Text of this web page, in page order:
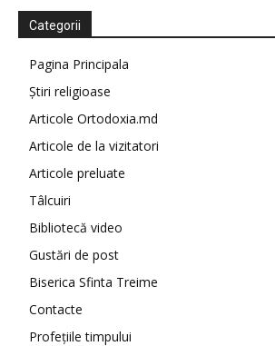
Categorii
Pagina Principala
Știri religioase
Articole Ortodoxia.md
Articole de la vizitatori
Articole preluate
Tâlcuiri
Bibliotecă video
Gustări de post
Biserica Sfinta Treime
Contacte
Profețiile timpului